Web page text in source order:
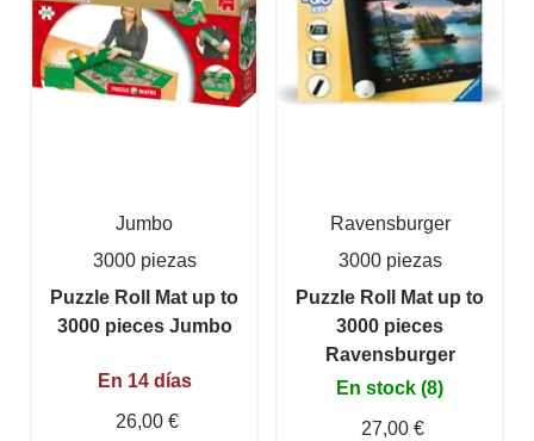
Jumbo
3000 piezas
Puzzle Roll Mat up to
3000 pieces Jumbo
En 14 días
26,00 €
Ravensburger
3000 piezas
Puzzle Roll Mat up to
3000 pieces
Ravensburger
En stock (8)
27,00 €